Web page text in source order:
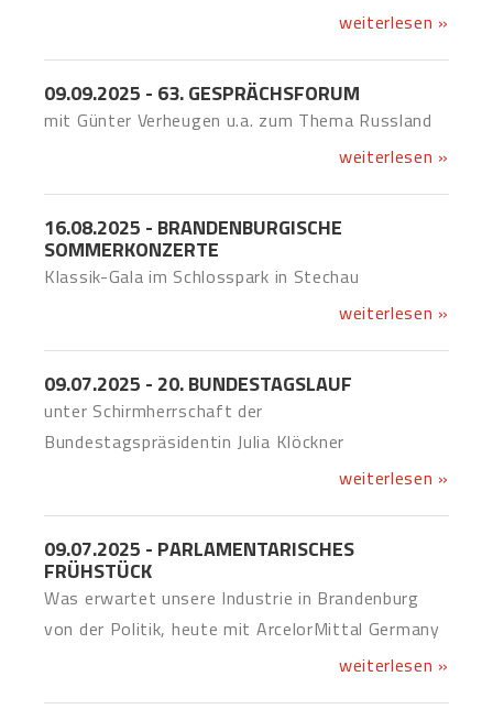
weiterlesen »
09.09.2025 - 63. GESPRÄCHSFORUM
mit Günter Verheugen u.a. zum Thema Russland
weiterlesen »
16.08.2025 - BRANDENBURGISCHE
SOMMERKONZERTE
Klassik-Gala im Schlosspark in Stechau
weiterlesen »
09.07.2025 - 20. BUNDESTAGSLAUF
unter Schirmherrschaft der
Bundestagspräsidentin Julia Klöckner
weiterlesen »
09.07.2025 - PARLAMENTARISCHES
FRÜHSTÜCK
Was erwartet unsere Industrie in Brandenburg
von der Politik, heute mit ArcelorMittal Germany
weiterlesen »